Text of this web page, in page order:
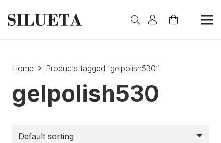
Home Products tagged “gelpolish530”
gelpolish530